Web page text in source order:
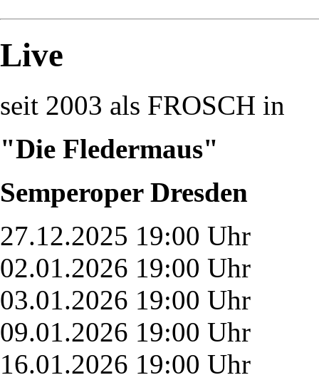
Live
seit 2003 als FROSCH in
"Die Fledermaus"
Semperoper Dresden
27.12.2025 19:00 Uhr
02.01.2026 19:00 Uhr
03.01.2026 19:00 Uhr
09.01.2026 19:00 Uhr
16.01.2026 19:00 Uhr